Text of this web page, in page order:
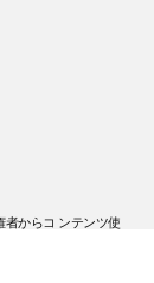
者からコ ンテンツ使